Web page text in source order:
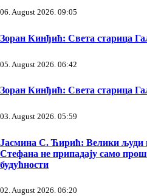
06. August 2026. 09:05
Зоран Кинђић: Света старица
05. August 2026. 06:42
Зоран Кинђић: Света старица
03. August 2026. 05:59
Јасмина С. Ћирић: Велики људи
Стефана не припадају само
будућности
02. August 2026. 06:20